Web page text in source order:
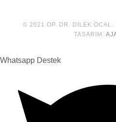
© 2021 OP. DR. DILEK ÖCAL.
TASARIM:
Whatsapp Destek